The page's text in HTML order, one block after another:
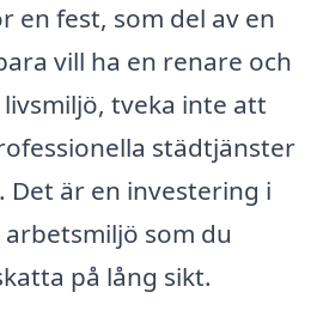
en fest, som del av en
vill ha en renare och
tveka inte att
städtjänster
Det är en investering i
som du
på lång sikt.